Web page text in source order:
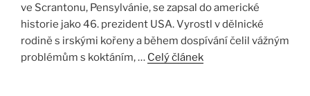
ve Scrantonu, Pensylvánie, se zapsal do americké
historie jako 46. prezident USA. Vyrostl v dělnické
rodině s irskými kořeny a během dospívání čelil vážným
problémům s koktáním, … Celý článek